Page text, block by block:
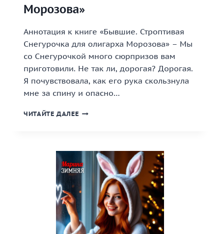
Морозова»
Аннотация к книге «Бывшие. Строптивая
Снегурочка для олигарха Морозова» – Мы
со Снегурочкой много сюрпризов вам
приготовили. Не так ли, дорогая? Дорогая.
Я почувствовала, как его рука скользнула
мне за спину и опасно…
ЧИТАЙТЕ ДАЛЕЕ «БЫВШИЕ.
ОЛИГАРХА
МОРОЗОВА»